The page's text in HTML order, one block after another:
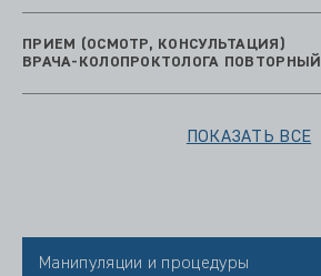
ПРИЕМ (ОСМОТР, КОНСУЛЬТАЦИЯ)
ВРАЧА-КОЛОПРОКТОЛОГА ПОВТОРНЫЙ
ПОКАЗАТЬ ВСЕ
Манипуляции и процедуры